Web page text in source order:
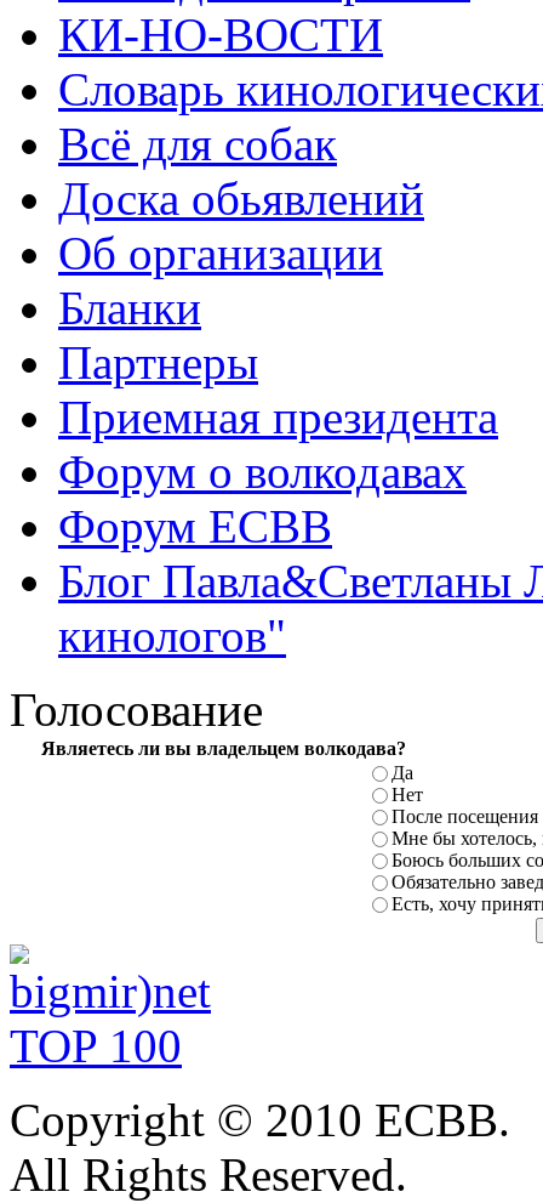
КИ-НО-ВОСТИ
Словарь
Всё для собак
Доска обьявлений
Об организации
Бланки
Партнеры
Приемная президента
Форум о волкодавах
Форум ЕСВВ
Блог Павла&Светланы
кинологов"
Голосование
Являетесь ли вы владельцем волкодава?
Да
Нет
После посещения
Мне бы хотелось,
Боюсь больших
Обязательно
Есть, хочу
Copyright © 2010 ЕСВВ.
All Rights Reserved.